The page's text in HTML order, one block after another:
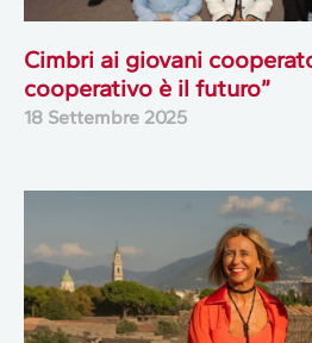
Cimbri ai giovani
cooperativo è il futuro”
18 Settembre 2025